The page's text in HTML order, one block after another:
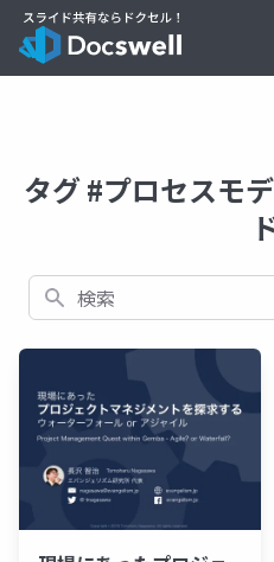
タグ #プロセスモ
検索